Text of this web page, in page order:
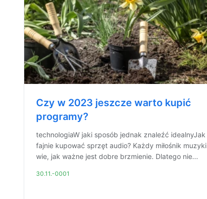
Czy w 2023 jeszcze warto kupić
programy?
technologiaW jaki sposób jednak znaleźć idealnyJak
fajnie kupować sprzęt audio? Każdy miłośnik muzyki
wie, jak ważne jest dobre brzmienie. Dlatego nie...
30.11.-0001